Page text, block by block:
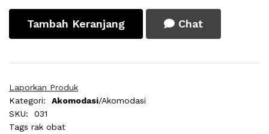
Tambah Keranjang Chat
Laporkan Produk
Kategori:
Akomodasi/Akomodasi
SKU:
031
Tags rak obat